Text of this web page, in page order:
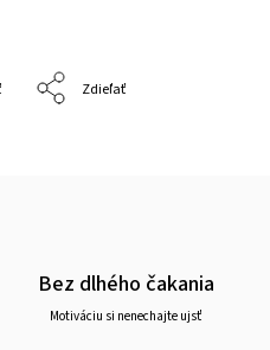
Zdieľať
Bez dlhého čakania
Motiváciu si nenechajte ujsť